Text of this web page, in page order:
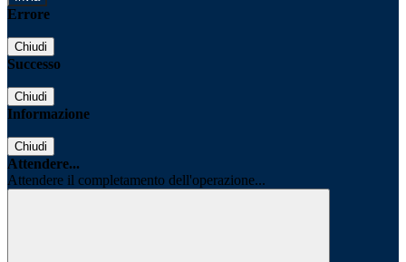
Errore
Chiudi
Successo
Chiudi
Informazione
Chiudi
Attendere...
Attendere il completamento dell'operazione...